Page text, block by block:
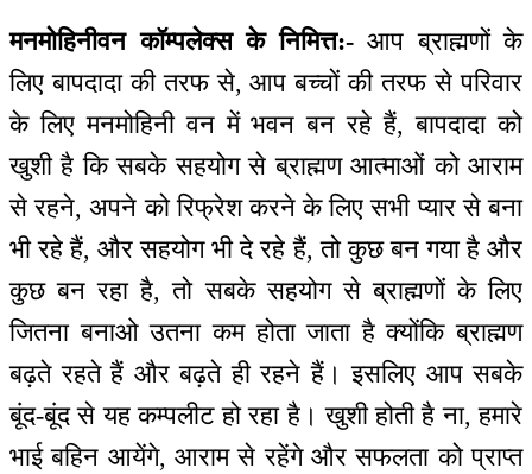
मनमोहिनीवन कॉम्पलेक्स के निमित्त:-आप ब्राह्मणों के
लिए बापदादा की तरफ से, आप बच्चों की तरफ से परिवार
के लिए मनमोहिनी वन में भवन बन रहे हैं, बापदादा को
खुशी है कि सबके सहयोग से ब्राह्मण आत्माओं को आराम
से रहने, अपने को रिफ्रेश करने के लिए सभी प्यार से बना
भी रहे हैं, और सहयोग भी दे रहे हैं, तो कुछ बन गया है और
कुछ बन रहा है, तो सबके सहयोग से ब्राह्मणों के लिए
जितना बनाओ उतना कम होता जाता है क्योंकि ब्राह्मण
बढ़ते रहते हैं और बढ़ते ही रहने हैं। इसलिए आप सबके
बूंद-बूंद से यह कम्पलीट हो रहा है। खुशी होती है ना, हमारे
भाई बहिन आयेंगे, आराम से रहेंगे और सफलता को प्राप्त